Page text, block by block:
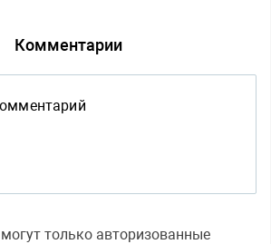
Комментарии
только авторизованные